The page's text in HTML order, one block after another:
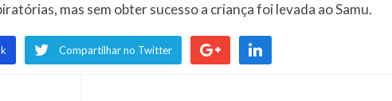
mas sem obter sucesso a criança foi levada ao Samu.
Compartilhar no Twitter